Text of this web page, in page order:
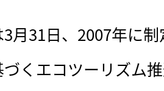
月31日、2007年に
くエコツーリズム